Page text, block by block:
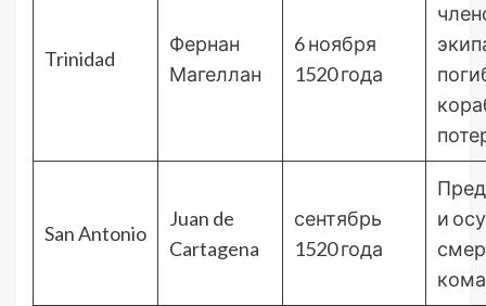
Trinidad
Фернан
Магеллан
6 ноября
1520 года
San Antonio
Juan de
Cartagena
сентябрь
1520 года
и